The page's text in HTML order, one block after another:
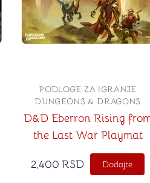
D&D Eberron Rising
the Last War Playmat
PODLOGE ZA IGRANJE
DUNGEONS & DRAGONS
2,400 RSD Dodajte